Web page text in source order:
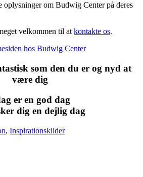
oplysninger om Budwig Center på deres
velkommen til at kontakte os.
hos Budwig Center
som den du er og nyd at
være dig
er en god dag
dig en dejlig dag
,Inspirationskilder